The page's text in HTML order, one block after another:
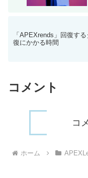
「APEXrends」回復す
復にかかる時間
コメント
コ
ホーム